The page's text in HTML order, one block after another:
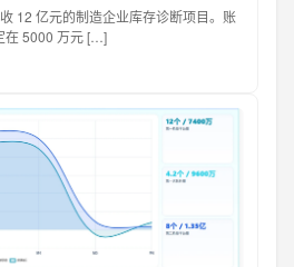
12 亿元的制造企业库存诊断项目。账
在 5000 万元 […]